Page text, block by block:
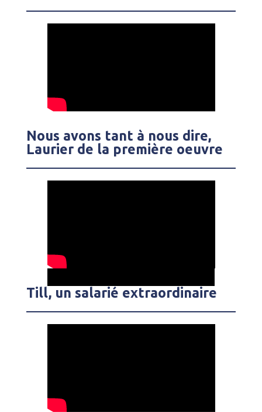
Nous avons tant à nous dire,
Laurier de la première oeuvre
Till, un salarié extraordinaire